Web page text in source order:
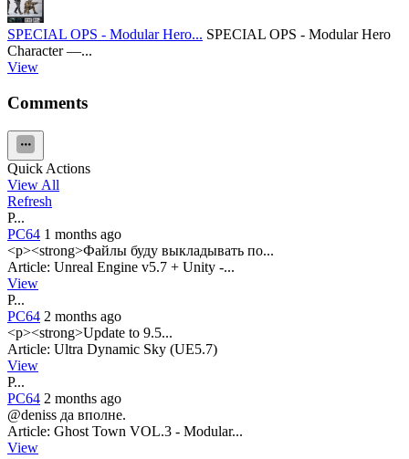
SPECIAL OPS - Modular Hero... SPECIAL OPS - Modular Hero
Character —...
View
Comments
Quick Actions
View All
Refresh
P...
PC64 1 months ago
<p><strong>Файлы буду выкладывать по...
Article: Unreal Engine v5.7 + Unity -...
View
P...
PC64 2 months ago
<p><strong>Update to 9.5...
Article: Ultra Dynamic Sky (UE5.7)
View
P...
PC64 2 months ago
@deniss да вполне.
Article: Ghost Town VOL.3 - Modular...
View